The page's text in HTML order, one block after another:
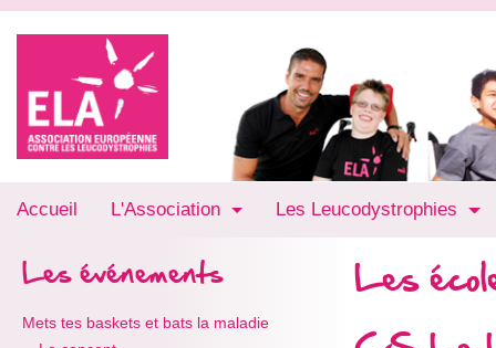
Accueil L'Association Les Leucodystrophies
Les événements
Mets tes baskets et bats la maladie
Les